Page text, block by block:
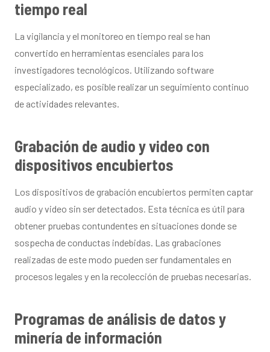
tiempo real
La vigilancia y el monitoreo en tiempo real se han
convertido en herramientas esenciales para los
investigadores tecnológicos. Utilizando software
especializado, es posible realizar un seguimiento continuo
de actividades relevantes.
Grabación de audio y video con
dispositivos encubiertos
Los dispositivos de grabación encubiertos permiten captar
audio y video sin ser detectados. Esta técnica es útil para
obtener pruebas contundentes en situaciones donde se
sospecha de conductas indebidas. Las grabaciones
realizadas de este modo pueden ser fundamentales en
procesos legales y en la recolección de pruebas necesarias.
Programas de análisis de datos y
minería de información